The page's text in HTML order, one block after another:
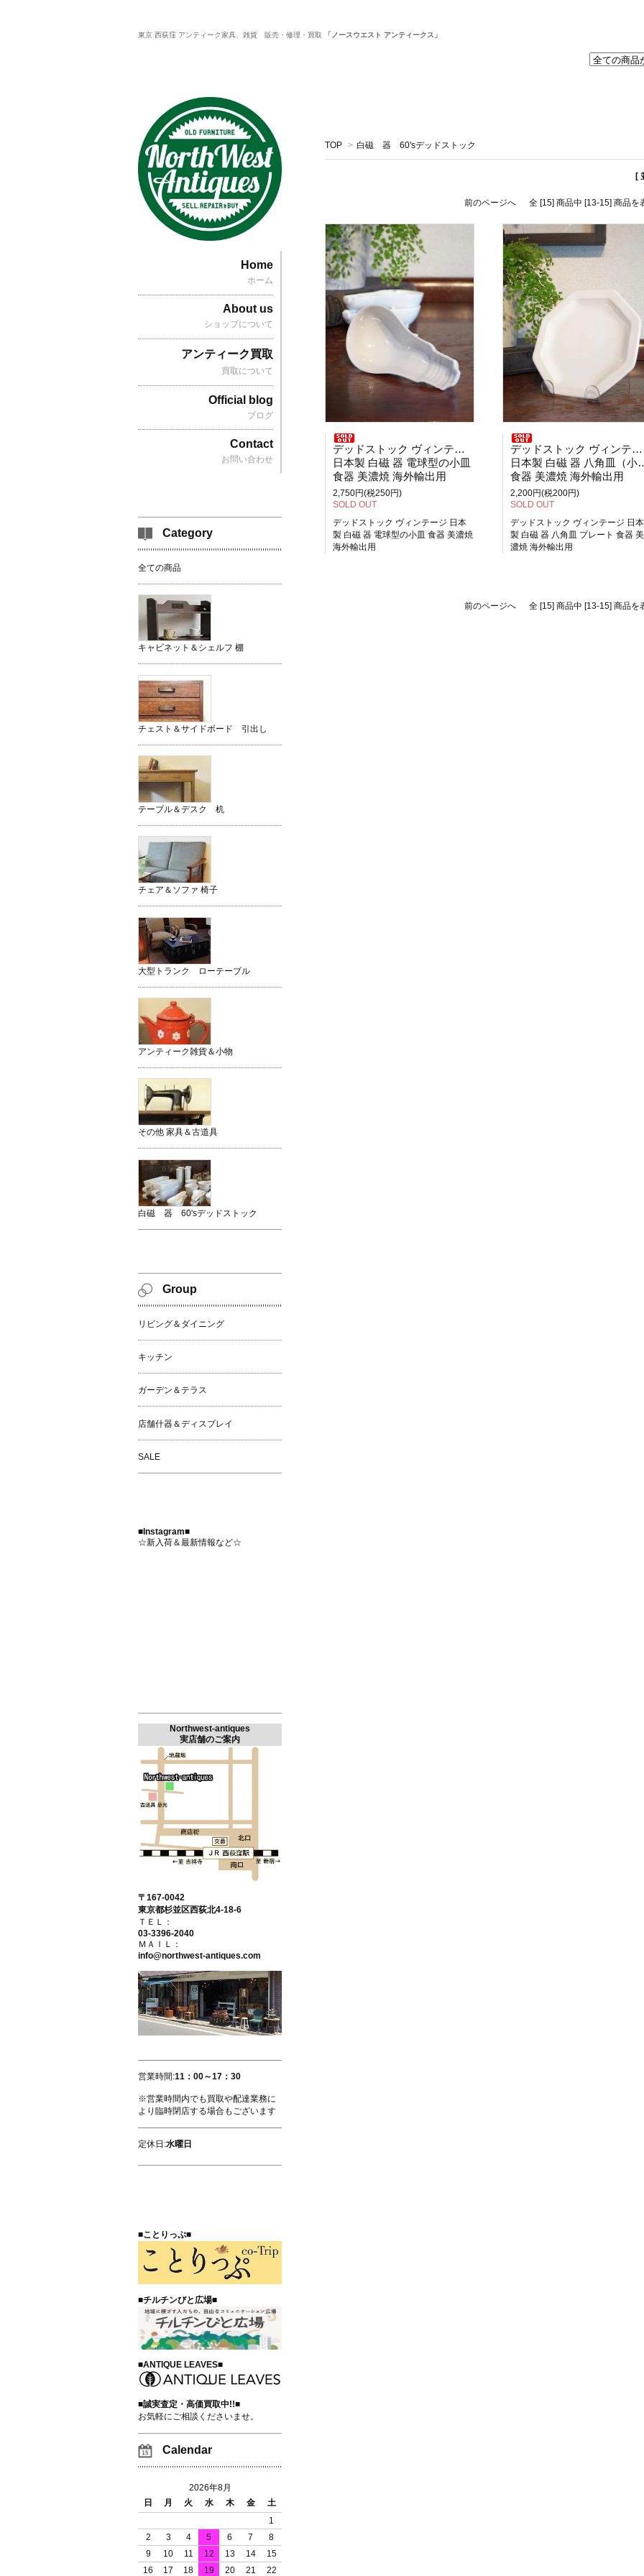
東京 西荻窪 アンティーク家具、雑貨 販売・修理・買取 「ノースウエスト アンティークス」
TOP > 白磁 器 60'sデッドストック
[
前のページへ 全 [15] 商品中 [13-15] 商品を
デッドストック ヴィンテージ
日本製 白磁 器 電球型の小皿
食器 美濃焼 海外輸出用
2,750円(税250円)
SOLD OUT
デッドストック ヴィンテージ 日本
製 白磁 器 電球型の小皿 食器 美濃焼
海外輸出用
デッドストック ヴィンテージ
日本製 白磁 器 八角皿（小） プレート
食器 美濃焼 海外輸出用
2,200円(税200円)
SOLD OUT
デッドストック ヴィンテージ 日本
製 白磁 器 八角皿 プレート 食器 美
濃焼 海外輸出用
前のページへ 全 [15] 商品中 [13-15] 商品を
Home
ホーム
About us
ショップについて
アンティーク買取
買取について
Official blog
ブログ
Contact
お問い合わせ
Category
全ての商品
キャビネット＆シェルフ 棚
チェスト＆サイドボード 引出し
テーブル＆デスク 机
チェア＆ソファ 椅子
大型トランク ローテーブル
アンティーク雑貨＆小物
その他 家具＆古道具
白磁 器 60'sデッドストック
Group
リビング＆ダイニング
キッチン
ガーデン＆テラス
店舗什器＆ディスプレイ
SALE
■Instagram■
☆新入荷＆最新情報など☆
Northwest-antiques
実店舗のご案内
〒167-0042
東京都杉並区西荻北4-18-6
ＴＥＬ：
03-3396-2040
ＭＡＩＬ：
info@northwest-antiques.com
営業時間:11：00～17：30
※営業時間内でも買取や配達業務に
より臨時閉店する場合もございます
定休日:水曜日
■ことりっぷ■
■チルチンびと広場■
■ANTIQUE LEAVES■
■誠実査定・高価買取中!!■
お気軽にご相談くださいませ。
Calendar
2026年8月
日
月 火 水 木 金
土
1
2
3 4 5 6 7
8
9
10 11 12 13 14
15
16
17 18 19 20 21 22